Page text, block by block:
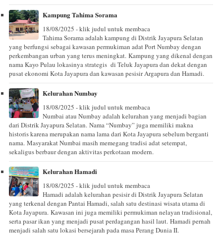
Kampung Tahima Sorama
18/08/2025 - klik judul untuk membaca
Tahima Sorama adalah kampung di Distrik Jayapura Selatan
yang berfungsi sebagai kawasan permukiman adat Port Numbay dengan
perkembangan urban yang terus meningkat. Kampung yang dikenal dengan
nama Kayo Pulau lokasinya strategis di Teluk Jayapura dan dekat dengan
pusat ekonomi Kota Jayapura dan kawasan pesisir Argapura dan Hamadi.
Kelurahan Numbay
18/08/2025 - klik judul untuk membaca
Numbai atau Numbay adalah kelurahan yang menjadi bagian
dari Distrik Jayapura Selatan. Nama “Numbay” juga memiliki makna
historis karena merupakan nama lama dari Kota Jayapura sebelum berganti
nama. Masyarakat Numbai masih memegang tradisi adat setempat,
sekaligus berbaur dengan aktivitas perkotaan modern.
Kelurahan Hamadi
18/08/2025 - klik judul untuk membaca
Hamadi adalah kelurahan pesisir di Distrik Jayapura Selatan
yang terkenal dengan Pantai Hamadi, salah satu destinasi wisata utama di
Kota Jayapura. Kawasan ini juga memiliki permukiman nelayan tradisional,
serta pasar ikan yang menjadi pusat perdagangan hasil laut. Hamadi pernah
menjadi salah satu lokasi bersejarah pada masa Perang Dunia II.